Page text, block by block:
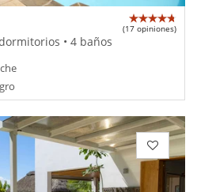
(17 opiniones)
• 4 baños